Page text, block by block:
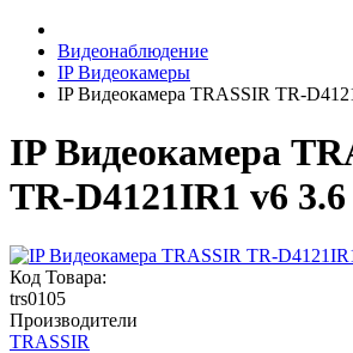
Видеонаблюдение
IP Видеокамеры
IP Видеокамера TRASSIR TR-
IP Видеокамера
TR-D4121IR1 v6 3.6
Код Товара:
trs0105
Производители
TRASSIR